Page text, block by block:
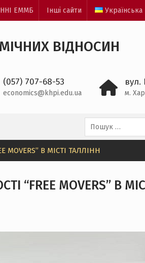
ННІ ЕММБ Інші сайти Українська
ВІДНОСИН
(057) 707-68-53
economics@khpi.edu.ua
вул.
м.
Пошук:
В МІСТІ ТАЛЛІНН
MOVERS” В